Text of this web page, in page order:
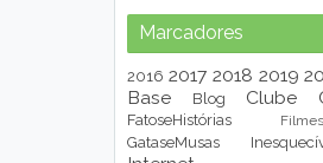
Marcadores
2016 2017 2018 2019
Base
Blog Clube
FatoseHistórias
Filmes
GataseMusas